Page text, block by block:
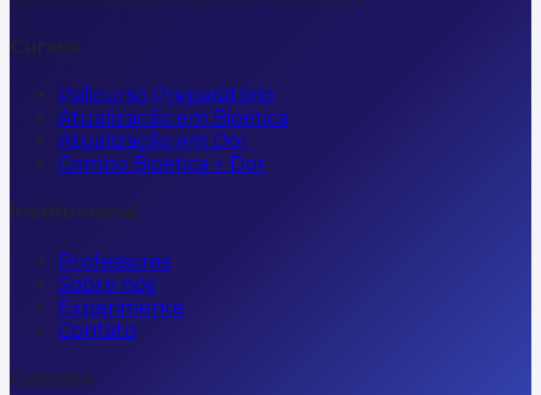
Cursos
Palicurso Preparatório
Atualização em Bioética
Atualização em Dor
Combo Bioética + Dor
Institucional
Professores
Sobre nós
Experimente
Contato
Contato